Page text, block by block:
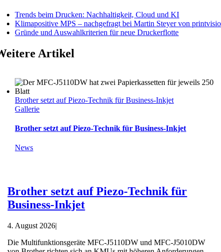
Trends beim Drucken: Nachhaltigkeit, Cloud und KI
Klimapositive MPS – nachgefragt bei Martin Steyer von
Gründe und Auswahlkriterien für neue Druckerflotte
Artikel
Brother setzt auf Piezo-Technik für Business-Inkjet
Gallerie
Brother setzt auf Piezo-Technik für Business-Inkjet
News
Brother setzt auf Piezo-Technik für
Business-Inkjet
4. August 2026|
Die Multifunktionsgeräte MFC-J5110DW und MFC-J5010DW